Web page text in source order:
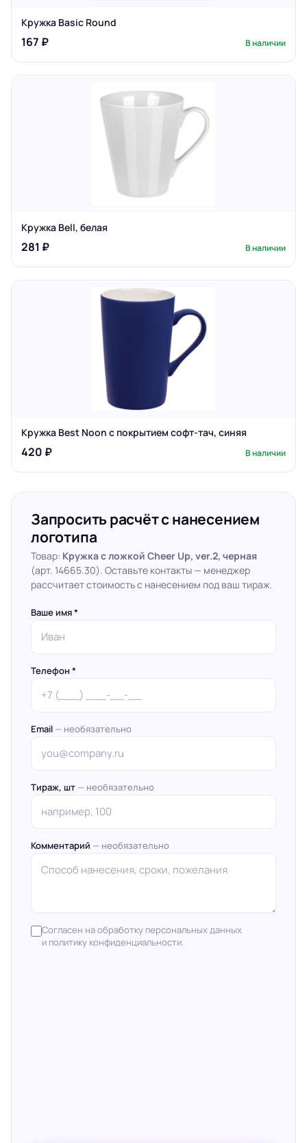
Кружка Basic Round
167 ₽ В наличии
Кружка Bell, белая
281 ₽ В наличии
Кружка Best Noon с покрытием софт-тач, синяя
420 ₽ В наличии
Запросить расчёт с нанесением
логотипа
Товар: Кружка с ложкой Cheer Up, ver.2, черная
(арт. 14665.30). Оставьте контакты — менеджер
рассчитает стоимость с нанесением под ваш тираж.
Ваше имя *
Телефон *
Email — необязательно
Тираж, шт — необязательно
Комментарий — необязательно
Согласен на обработку персональных данных
и политику конфиденциальности.